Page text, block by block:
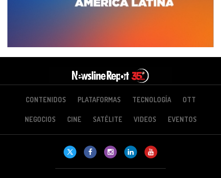
CONTENIDOS PLATAFORMAS TECNOLOGÍA OTT
NEGOCIOS CINE SATÉLITE VIDEOS EVENTOS